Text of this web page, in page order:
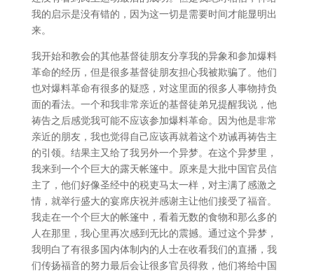
我的启示是没有错的，因为这一切是需要时间才能显明出
来。
我开始和教会的其他基督徒朋友分享我的异象和参加爆料
革命的经历，但是很多基督徒朋友担心我被欺骗了。他们
也对爆料革命有很多的疑惑，对这里面的很多人事物持负
面的看法。一个和我非常亲近的基督徒弟兄提醒我说，他
祷告之后感觉我可能不应该参加爆料革命。因为他是非常
亲近的朋友，我也觉得自己应该再就着这个劝诫再祷告主
的引领。结果主又给了我另外一个异梦。在这个异梦里，
我来到一个个巨大的露天帐篷中。原来是大批中国官员信
主了，他们好像圣经中的税吏马太一样，对主满了感激之
情，就举行盛大的宴席庆祝并感谢主让他们接受了福音。
我走在一个个巨大的帐篷中，看着无数的食物和那么多的
人在那里，我心里再次感到无比的震撼。通过这个异梦，
我明白了有很多国内体制内的人士在收看我们的直播，我
们传扬福音的努力最后会让很多官员得救，他们将给中国